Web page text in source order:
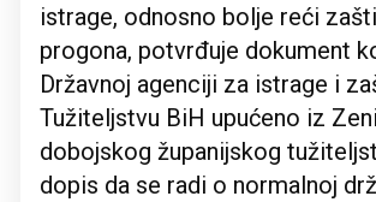
istrage, odnosno bolje reći
progona, potvrđuje dokument
Državnoj agenciji za istrage i
Tužiteljstvu BiH upućeno iz
dobojskog županijskog
dopis da se radi o normalnoj